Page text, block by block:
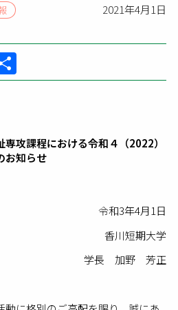
2021年4月1日
有
攻課程における令和４（2022）
お知らせ
令和3年4月1日
香川短期大学
学長 加野 芳正